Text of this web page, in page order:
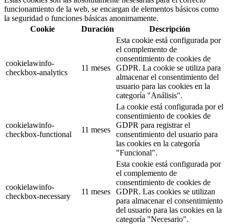
funcionamiento de la web, se encargan de elementos básicos como
la seguridad o funciones básicas anonimamente.
Cookie
Duración Descripción
cookielawinfo-
checkbox-analytics
11 meses
Esta cookie está configurada por
el complemento de
consentimiento de cookies de
GDPR. La cookie se utiliza para
almacenar el consentimiento del
usuario para las cookies en la
categoría "Análisis".
cookielawinfo-
checkbox-functional
11 meses
La cookie está configurada por el
consentimiento de cookies de
GDPR para registrar el
consentimiento del usuario para
las cookies en la categoría
"Funcional".
cookielawinfo-
checkbox-necessary
11 meses
Esta cookie está configurada por
el complemento de
consentimiento de cookies de
GDPR. Las cookies se utilizan
para almacenar el consentimiento
del usuario para las cookies en la
categoría "Necesario".